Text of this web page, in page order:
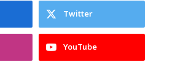
Twitter
YouTube